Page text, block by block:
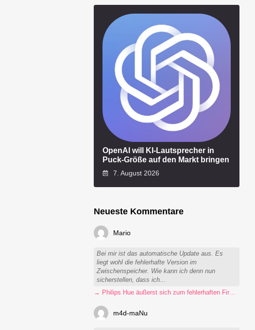
OpenAI will KI-Lautsprecher in
Puck-Größe auf den Markt bringen
7. August 2026
Neueste Kommentare
Mario
Bei mir ist das automatische Update aus. Es
liegt wohl die fehlerhafte Version im
Zwischenspeicher. Wie kann ich denn nun
sicherstellen, dass ich...
→ Philips Hue äußerst sich zum fehlerhaften Firmware-Update
m4d-maNu